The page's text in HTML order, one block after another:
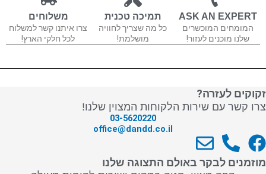
ASK AN EXPERT
המומחים המוכשרים
שלנו מוכנים לעזור!
תמיכה טכנית
כל מה שצריך לחוויה
מושלמת!
משלוחים
צרו איתנו קשר למשלוח
לכל חלקי הארץ!
זקוקים לעזרה?
צרו קשר עם שירות הלקוחות המצוין שלנו!
03-5620220
office@dandd.co.il
F
a
P
h
E
n
מוזמנים לבקר באולם התצוגה שלנו